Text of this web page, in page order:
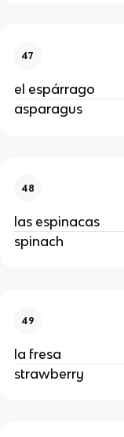
47
el espárrago
asparagus
48
las espinacas
spinach
49
la fresa
strawberry